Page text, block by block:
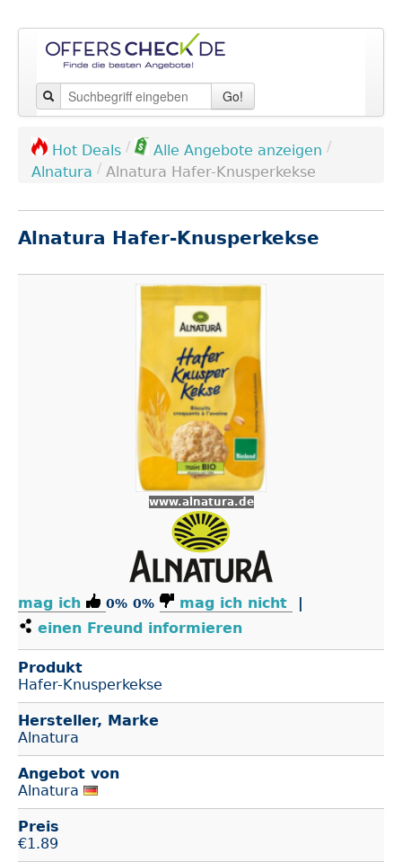
Go!
Hot Deals / Alle Angebote anzeigen /
Alnatura / Alnatura Hafer-Knusperkekse
Alnatura Hafer-Knusperkekse
www.alnatura.de
mag ich 0% 0% mag ich nicht
|
einen Freund informieren
Produkt
Hafer-Knusperkekse
Hersteller, Marke
Alnatura
Angebot von
Alnatura
Preis
€1.89